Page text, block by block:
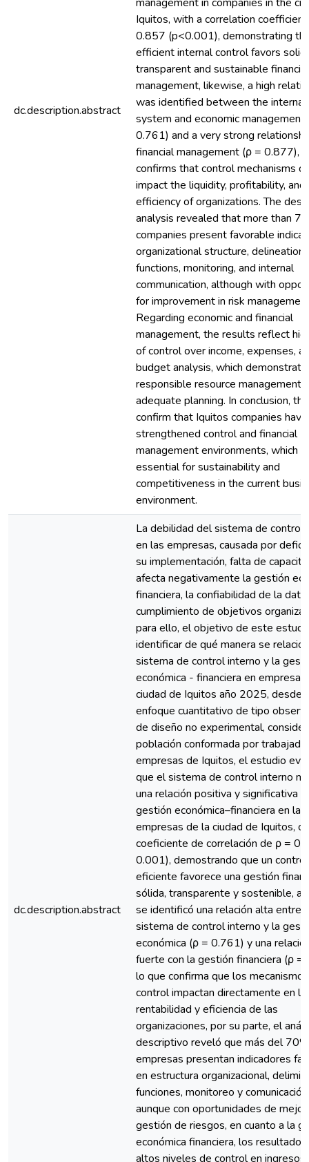
dc.description.abstract
Iquitos, with a correlation
0.857 (p<0.001), demonstrating
efficient internal control favors solid,
transparent and sustainable financial
management, likewise, a high
was identified between the
system and economic management
0.761) and a very strong
financial management (ρ = 0.877),
confirms that control mechanisms
impact the liquidity, profitability, and
efficiency of organizations. The
analysis revealed that more than
companies present favorable
organizational structure, delineation
functions, monitoring, and internal
communication, although with
for improvement in risk
Regarding economic and financial
management, the results reflect
of control over income, expenses,
budget analysis, which
responsible resource management
adequate planning. In conclusion,
confirm that Iquitos companies have
strengthened control and financial
management environments, which
essential for sustainability and
competitiveness in the current
environment.
dc.description.abstract
La debilidad del sistema de control
en las empresas, causada por
su implementación, falta de
afecta negativamente la gestión
financiera, la confiabilidad de la
cumplimiento de objetivos
para ello, el objetivo de este
identificar de qué manera se
sistema de control interno y la
económica - financiera en
ciudad de Iquitos año 2025, desde
enfoque cuantitativo de tipo
de diseño no experimental,
población conformada por
empresas de Iquitos, el estudio
que el sistema de control interno
una relación positiva y significativa
gestión económica–financiera en las
empresas de la ciudad de Iquitos,
coeficiente de correlación de ρ =
0.001), demostrando que un
eficiente favorece una gestión
sólida, transparente y sostenible,
se identificó una relación alta entre
sistema de control interno y la
económica (ρ = 0.761) y una
fuerte con la gestión financiera (ρ =
lo que confirma que los
control impactan directamente en la
rentabilidad y eficiencia de las
organizaciones, por su parte, el
descriptivo reveló que más del
empresas presentan indicadores
en estructura organizacional,
funciones, monitoreo y
aunque con oportunidades de
gestión de riesgos, en cuanto a la
económica financiera, los
altos niveles de control en